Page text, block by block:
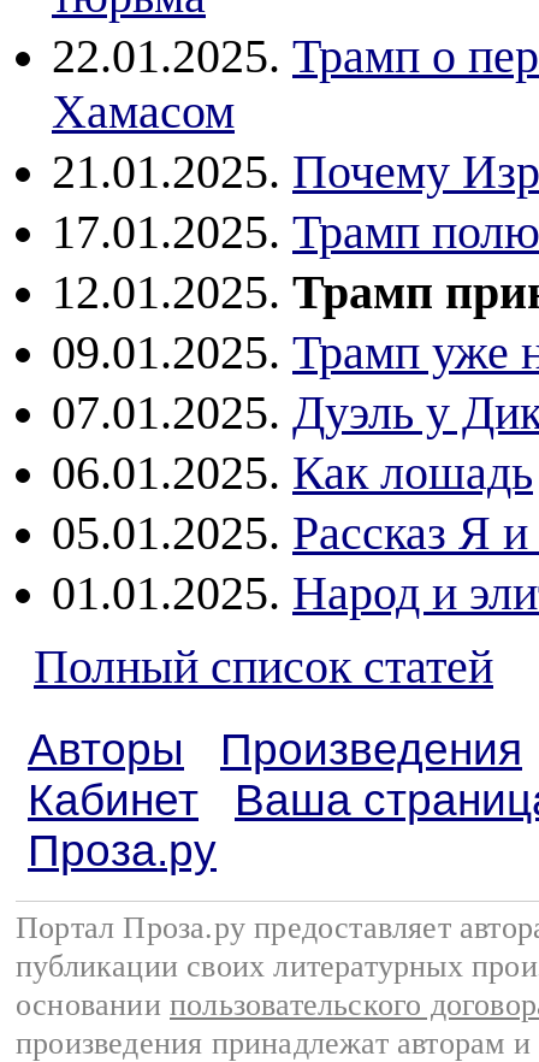
22.01.2025. Трамп о
Хамасом
21.01.2025. Почему
17.01.2025. Трамп
12.01.2025. Трамп
09.01.2025. Трамп уже
07.01.2025. Дуэль у
06.01.2025. Как лошадь
05.01.2025. Рассказ Я
01.01.2025. Народ и
Полный список статей
Авторы
Произведения
Кабинет
Ваша
Проза.ру
Портал Проза.ру предоставляет
публикации своих литературных
основании пользовательского
произведения принадлежат авторам